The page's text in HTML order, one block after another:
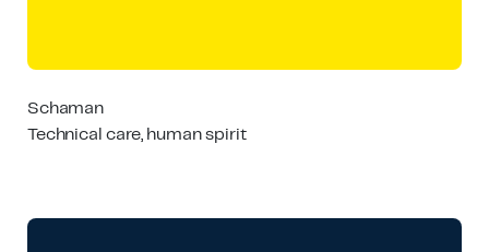
Schaman
Technical care, human spirit